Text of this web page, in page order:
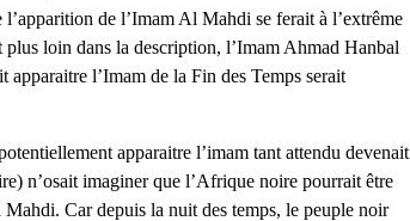
de l’Imam Al Mahdi se ferait à l’extrême
loin dans la description, l’Imam Ahmad Hanbal
apparaitre l’Imam de la Fin des Temps serait
apparaitre l’imam tant attendu devenait
n’osait imaginer que l’Afrique noire pourrait être
Car depuis la nuit des temps, le peuple noir